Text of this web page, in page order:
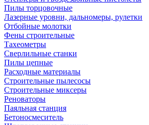
Пилы торцовочные
Лазерные уровни, дальномеры, рулетки
Отбойные молотки
Фены строительные
Тахеометры
Сверлильные станки
Пилы цепные
Расходные материалы
Строительные пылесосы
Строительные миксеры
Реноваторы
Паяльная станция
Бетоносмеситель